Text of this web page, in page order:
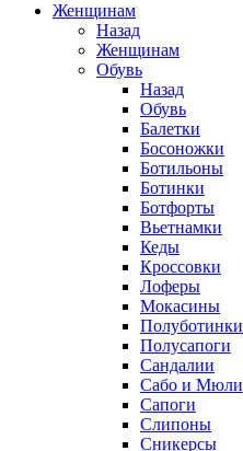
Женщинам
Назад
Женщинам
Обувь
Назад
Обувь
Балетки
Босоножки
Ботильоны
Ботинки
Ботфорты
Вьетнамки
Кеды
Кроссовки
Лоферы
Мокасины
Полуботинки
Полусапоги
Сандалии
Сабо и Мюли
Сапоги
Слипоны
Сникерсы